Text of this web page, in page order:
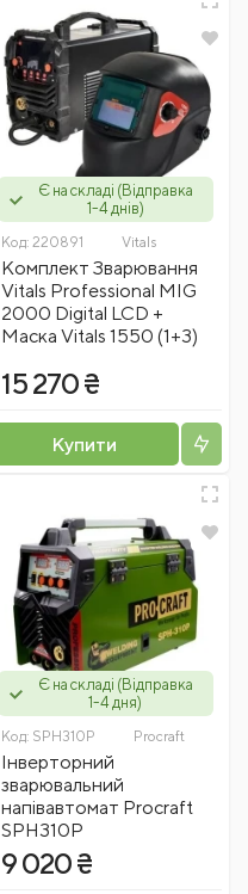
Є на складі (Відправка
1-4 днів)
Код: 220891 Vitals
Комплект Зварювання
Vitals Professional MIG
2000 Digital LCD +
Маска Vitals 1550 (1+3)
15 270 ₴
Купити
Є на складі (Відправка
1-4 дня)
Код: SPH310P Procraft
Інверторний
зварювальний
напівавтомат Procraft
SPH310P
9 020 ₴